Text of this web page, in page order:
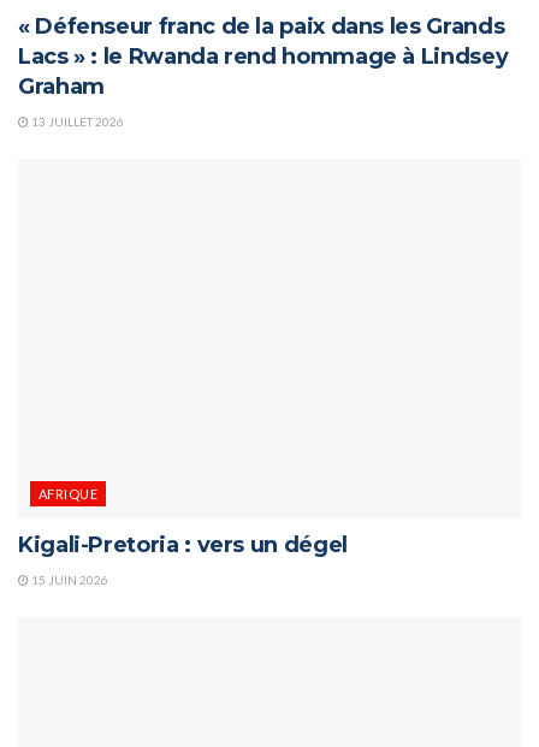
« Défenseur franc de la paix dans les Grands
Lacs » : le Rwanda rend hommage à Lindsey
Graham
13 JUILLET 2026
AFRIQUE
Kigali-Pretoria : vers un dégel
15 JUIN 2026